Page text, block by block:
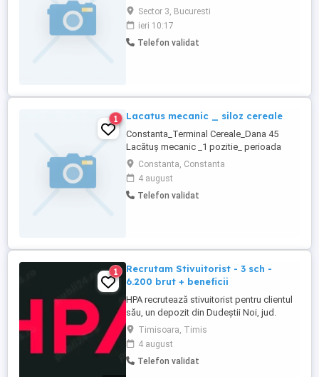
Bucuresti si in tara. Ne dorim o persoana
serioasa, implicata, care stie sa lucreze
atat la instalatii electrice, cat si la lucrari de
gips-carton si finisaje, si care poate ajuta
Sector 3, Bucuresti
ieri 10:17
Telefon validat
1 Lacatus mecanic _ siloz cereale
Constanta_Terminal Cereale_Dana 45
Lacătuș mecanic _1 pozitie_ perioada
nededeterminata. program de zi _ L-V_
08.00 16.00 Cerinte: Studii de baza:
profesionala liceu Studii de specialitate:
Calificarea mecanic, lacatus mecanic
Constanta, Constanta
4 august
Telefon validat
1
Recrutam Stivuitorist - 3 sch -
6.200 brut + beneficii
HPA recrutează stivuitorist pentru clientul
său, un depozit din Dudeștii Noi, jud.
Timiș. Program de lucru: - 3 schimburi (06:
) Cerințe: - minim studii medii - experiență
anterioară pe stivuitor cu lame laterale
(reach-truck) - autorizație ISCIR valabilă -
Timisoara, Timis
4 august
Telefon validat